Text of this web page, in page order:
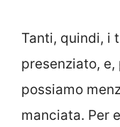
Tanti, quindi, i
presenziato,
possiamo
manciata. Per